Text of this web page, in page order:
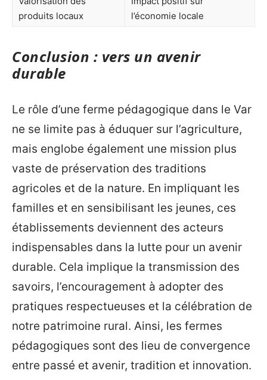
produits locaux
l’économie locale
Conclusion : vers un avenir
durable
Le rôle d’une ferme pédagogique dans le Var
ne se limite pas à éduquer sur l’agriculture,
mais englobe également une mission plus
vaste de préservation des traditions
agricoles et de la nature. En impliquant les
familles et en sensibilisant les jeunes, ces
établissements deviennent des acteurs
indispensables dans la lutte pour un avenir
durable. Cela implique la transmission des
savoirs, l’encouragement à adopter des
pratiques respectueuses et la célébration de
notre patrimoine rural. Ainsi, les fermes
pédagogiques sont des lieu de convergence
entre passé et avenir, tradition et innovation.